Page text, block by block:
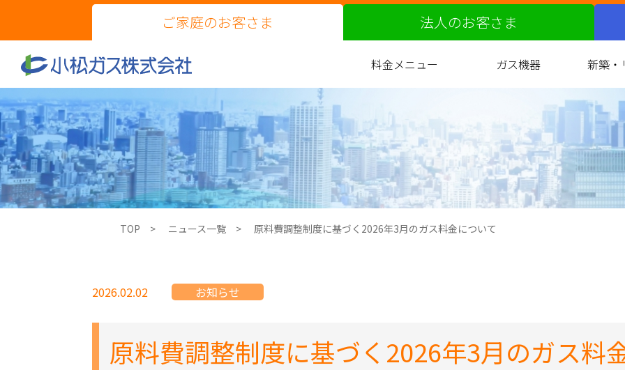
ご家庭のお客さま 法人のお客さま
料金メニュー ガス機器
バスルーム
ガス衣類乾燥機
新築・
光熱費
TOP ニュース一覧 原料費調整制度に基づく2026年3月のガス料金について
2026.02.02 お知らせ
原料費調整制度に基づく2026年3月のガス料